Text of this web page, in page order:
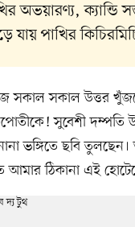
অভয়ারণ্য, ক্যান্ডি
পাখির
সকাল সকাল উত্তর
সুবেশী দম্পতি
ভঙ্গিতে ছবি
আমার ঠিকানা এই